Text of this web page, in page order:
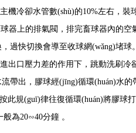
冷卻水管數(shù)的10%左右，裝
器上的排氣閥，排完畜球器內的空
過快切換會導至收球網(wǎng)堵球
出口壓力差的作用下，跳動洗刷冷
帶出，膠球經(jīng)循環(huán)水的
此規(guī)律往復循環(huán)將膠球
為20∽40分鐘 。